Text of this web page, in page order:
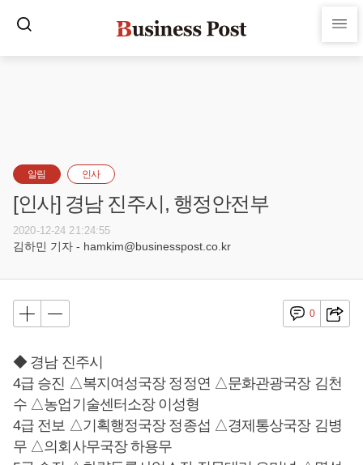
알림 인사
[인사] 경남 진주시, 행정안전부
2020-12-24 21:24:55
김하민 기자 - hamkim@businesspost.co.kr
0
◆ 경남 진주시
4급 승진 △복지여성국장 정정연 △문화관광국장 김천
수 △농업기술센터소장 이성형
4급 전보 △기획행정국장 정종섭 △경제통상국장 김병
무 △의회사무국장 하용무